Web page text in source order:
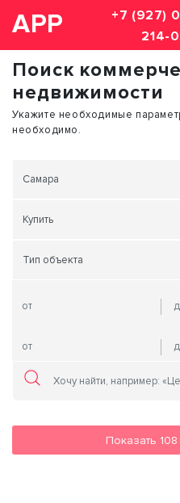
АРР
+7 (927)
214-
Поиск
недвижимости
Укажите необходимые
необходимо.
Самара
Купить
Тип объекта
Показать 108